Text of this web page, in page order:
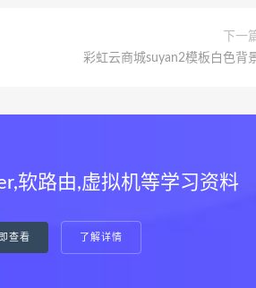
下一
彩虹云商城suyan2模板白色背
软路由,虚拟机等学习资料
查看 了解详情